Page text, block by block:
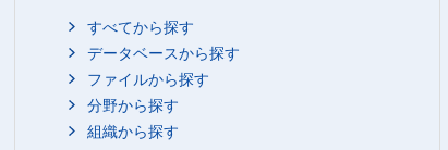
すべてから探す
データベースから探す
ファイルから探す
分野から探す
組織から探す